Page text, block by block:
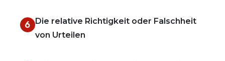
6 Die relative Richtigkeit oder Falschheit
von Urteilen